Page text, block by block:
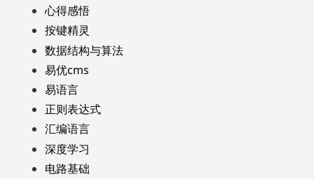
心得感悟
按键精灵
数据结构与算法
易优cms
易语言
正则表达式
汇编语言
深度学习
电路基础